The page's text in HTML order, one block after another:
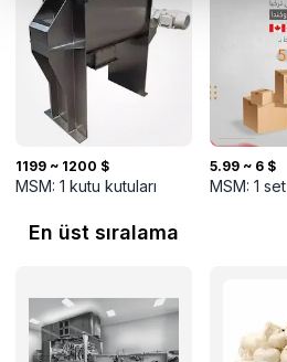
1199 ~ 1200 $
MSM: 1 kutu kutuları
5.99 ~ 6 $
MSM: 1 set
En üst sıralama